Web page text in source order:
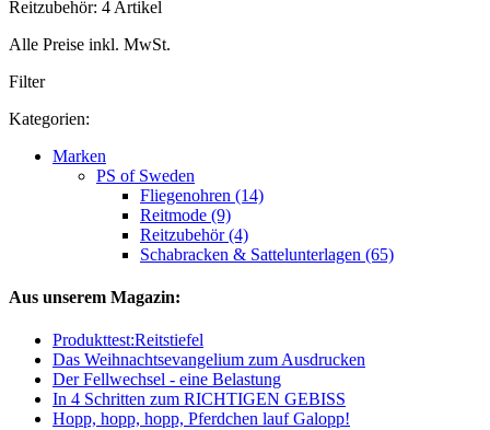
Reitzubehör: 4 Artikel
Alle Preise inkl. MwSt.
Filter
Kategorien:
Marken
PS of Sweden
Fliegenohren (14)
Reitmode (9)
Reitzubehör (4)
Schabracken & Sattelunterlagen (65)
Aus unserem Magazin:
Produkttest:Reitstiefel
Das Weihnachtsevangelium zum Ausdrucken
Der Fellwechsel - eine Belastung
In 4 Schritten zum RICHTIGEN GEBISS
Hopp, hopp, hopp, Pferdchen lauf Galopp!